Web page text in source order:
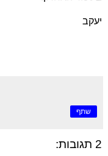
יעקב
שתף
2 תגובות: